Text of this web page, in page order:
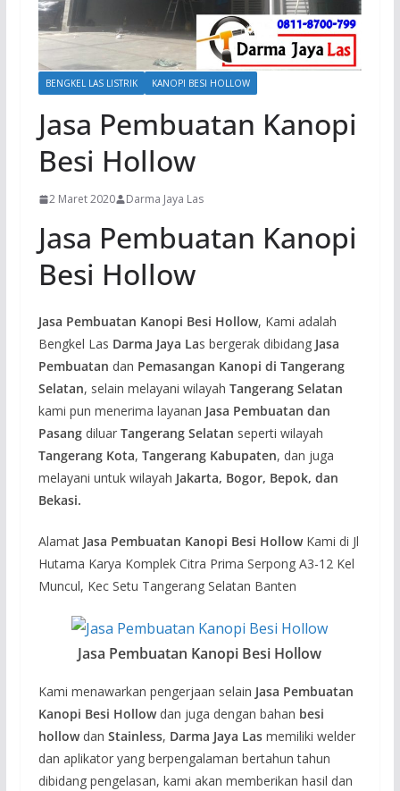
BENGKEL LAS LISTRIK KANOPI BESI HOLLOW
Jasa Pembuatan Kanopi
Besi Hollow
2 Maret 2020 Darma Jaya Las
Jasa Pembuatan Kanopi
Besi Hollow
Jasa Pembuatan Kanopi Besi Hollow, Kami adalah
Bengkel Las Darma Jaya Las bergerak dibidang Jasa
Pembuatan dan Pemasangan Kanopi di Tangerang
Selatan, selain melayani wilayah Tangerang Selatan
kami pun menerima layanan Jasa Pembuatan dan
Pasangdiluar Tangerang Selatan seperti wilayah
Tangerang Kota, Tangerang Kabupaten, dan juga
melayani untuk wilayah Jakarta, Bogor, Bepok, dan
Bekasi.
Alamat Jasa Pembuatan Kanopi Besi HollowKami di Jl
Hutama Karya Komplek Citra Prima Serpong A3-12 Kel
Muncul, Kec Setu Tangerang Selatan Banten
Jasa Pembuatan Kanopi Besi Hollow
Kami menawarkan pengerjaan selain Jasa Pembuatan
Kanopi Besi Hollowdan juga dengan bahan besi
hollowdan Stainless, Darma Jaya Lasmemiliki welder
dan aplikator yang berpengalaman bertahun tahun
dibidang pengelasan, kami akan memberikan hasil dan